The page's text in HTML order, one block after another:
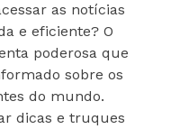
as notícias
e eficiente? O
poderosa que
sobre os
do mundo.
dicas e truques